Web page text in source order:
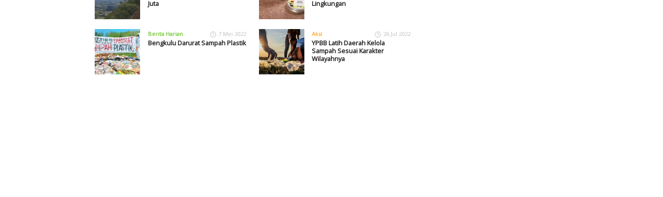
Juta
Berita Harian 7 Mei 2022
Bengkulu Darurat Sampah Plastik
Lingkungan
Aksi 26 Jul 2022
YPBB Latih Daerah Kelola
Sampah Sesuai Karakter
Wilayahnya